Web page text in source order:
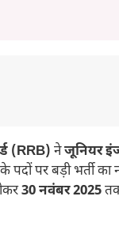
(RRB) नेजूनियर
के पदों पर बड़ी भर्ती का
30 नवंबर 2025